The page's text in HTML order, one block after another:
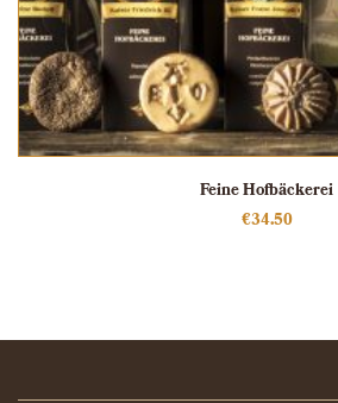
Feine Hofbäckerei
€34.50